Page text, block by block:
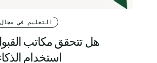
التعليم في
هل تتحقق مكاتب
استخدام